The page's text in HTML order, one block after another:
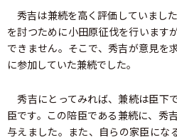
秀吉は兼続を高く評価していまし
を討つために小田原征伐を行います
できません。そこで、秀吉が意見を
に参加していた兼続でした。
秀吉にとってみれば、兼続は臣下
臣です。この陪臣である兼続に、秀
与えました。また、自らの家臣にな